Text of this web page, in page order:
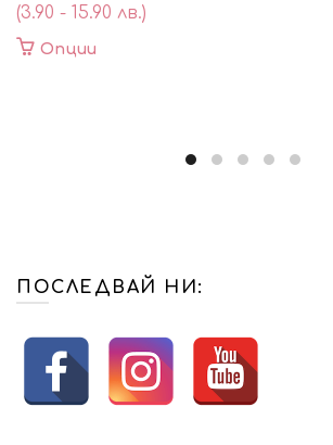
through
8.13€
(3.90 - 15.90 лв.)
Опции
on
product
page
ПОСЛЕДВАЙ НИ: